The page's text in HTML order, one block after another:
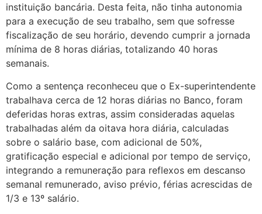
instituição bancária. Desta feita, não tinha autonomia
para a execução de seu trabalho, sem que sofresse
fiscalização de seu horário, devendo cumprir a jornada
mínima de 8 horas diárias, totalizando 40 horas
semanais.
Como a sentença reconheceu que o Ex-superintendente
trabalhava cerca de 12 horas diárias no Banco, foram
deferidas horas extras, assim consideradas aquelas
trabalhadas além da oitava hora diária, calculadas
sobre o salário base, com adicional de 50%,
gratificação especial e adicional por tempo de serviço,
integrando a remuneração para reflexos em descanso
semanal remunerado, aviso prévio, férias acrescidas de
1/3 e 13º salário.